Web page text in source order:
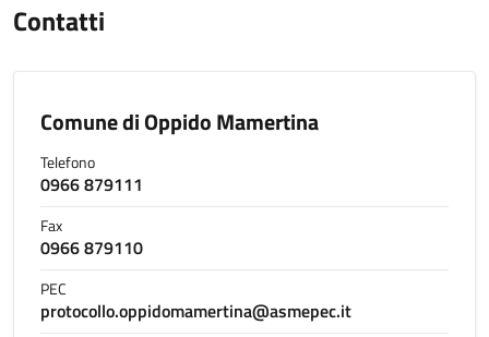
Contatti
Comune di Oppido Mamertina
Telefono
0966 879111
Fax
0966 879110
PEC
protocollo.oppidomamertina@asmepec.it